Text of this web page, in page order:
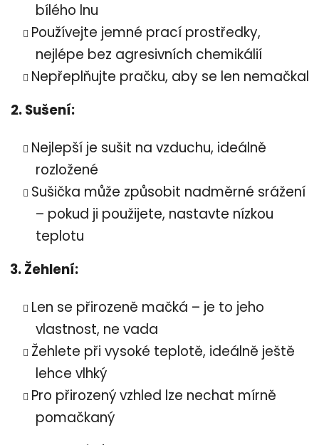
bílého lnu
Používejte jemné prací prostředky,
nejlépe bez agresivních chemikálií
Nepřeplňujte pračku, aby se len nemačkal
2. Sušení:
Nejlepší je sušit na vzduchu, ideálně
rozložené
Sušička může způsobit nadměrné srážení
– pokud ji použijete, nastavte nízkou
teplotu
3. Žehlení:
Len se přirozeně mačká – je to jeho
vlastnost, ne vada
Žehlete při vysoké teplotě, ideálně ještě
lehce vlhký
Pro přirozený vzhled lze nechat mírně
pomačkaný